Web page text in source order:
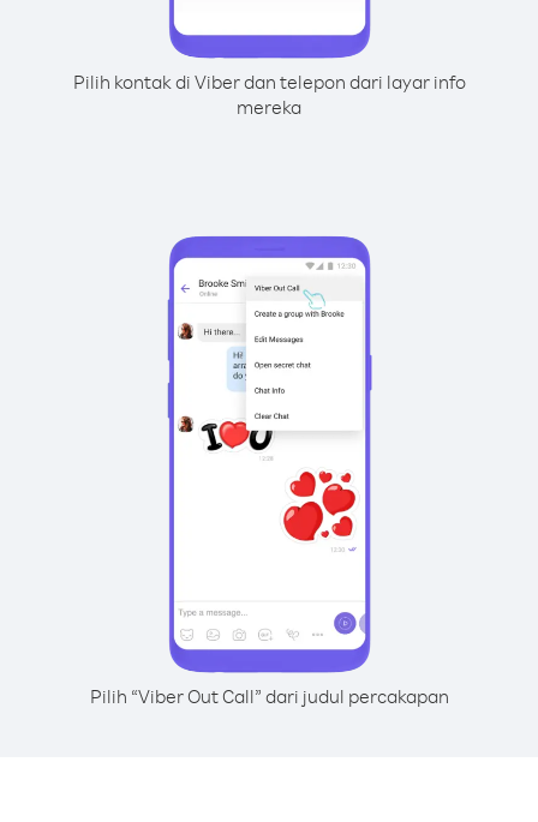
Pilih kontak di Viber dan telepon dari layar info
mereka
Pilih “Viber Out Call” dari judul percakapan